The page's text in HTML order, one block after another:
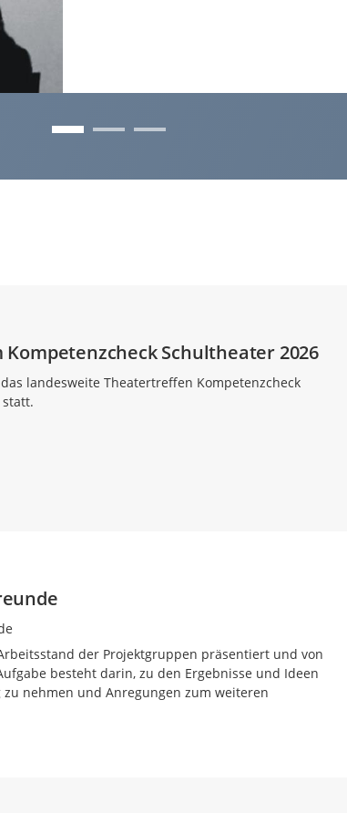
Schultheater 2026
landesweite Theatertreffen Kompetenzcheck
der Projektgruppen präsentiert und von
besteht darin, zu den Ergebnisse und Ideen
nehmen und Anregungen zum weiteren